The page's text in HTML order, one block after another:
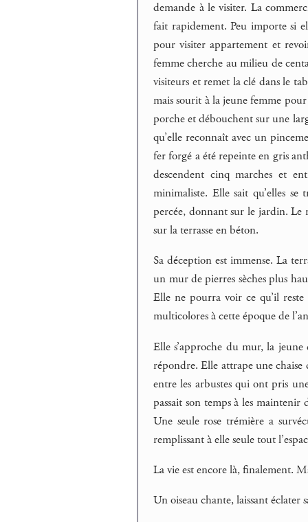
demande à le visiter. La
fait rapidement. Peu importe si
pour visiter appartement et
femme cherche au milieu de
visiteurs et remet la clé dans le
mais sourit à la jeune femme
porche et débouchent sur une
qu’elle reconnaît avec un
fer forgé a été repeinte en gris
descendent cinq marches et
minimaliste. Elle sait qu’elles
percée, donnant sur le jardin. Le
sur la terrasse en béton.
Sa déception est immense. La
un mur de pierres sèches plus
Elle ne pourra voir ce qu’il
multicolores à cette époque de
Elle s’approche du mur, la
répondre. Elle attrape une
entre les arbustes qui ont pris
passait son temps à les
Une seule rose trémière a
remplissant à elle seule tout
La vie est encore là, finalement.
Un oiseau chante, laissant éclater